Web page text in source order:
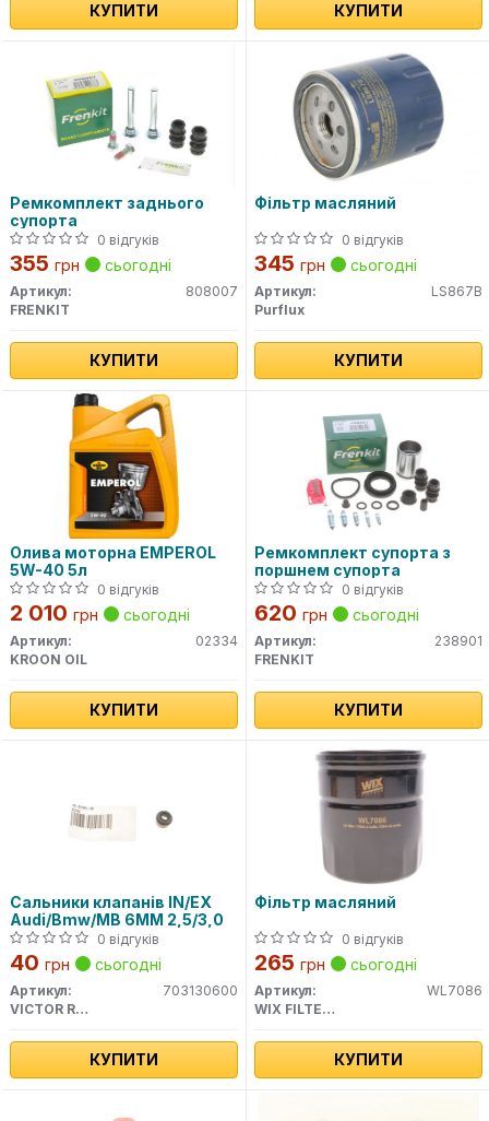
КУПИТИ КУПИТИ
Ремкомплект заднього
супорта
0 відгуків
355 грн сьогодні
Артикул:
808007
FRENKIT
КУПИТИ
Фільтр масляний
0 відгуків
345 грн сьогодні
Артикул:
LS867B
Purflux
КУПИТИ
Олива моторна EMPEROL
5W-40 5л
0 відгуків
2 010 грн сьогодні
Артикул:
02334
KROON OIL
КУПИТИ
Ремкомплект супорта з
поршнем супорта
0 відгуків
620 грн сьогодні
Артикул:
238901
FRENKIT
КУПИТИ
Сальники клапанів IN/EX
Audi/Bmw/MB 6MM 2,5/3,0
0 відгуків
40 грн сьогодні
Артикул:
703130600
VICTOR REINZ
КУПИТИ
Фільтр масляний
0 відгуків
265 грн сьогодні
Артикул:
WL7086
WIX FILTERS
КУПИТИ